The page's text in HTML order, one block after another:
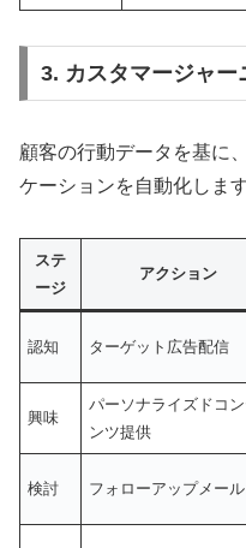
3. カスタマージャー
顧客の行動データを基に
ケーションを自動化します
ステ
ージ
アクション
認知 ターゲット広告配信
興味
パーソナライズドコ
ンツ提供
検討 フォローアップメール